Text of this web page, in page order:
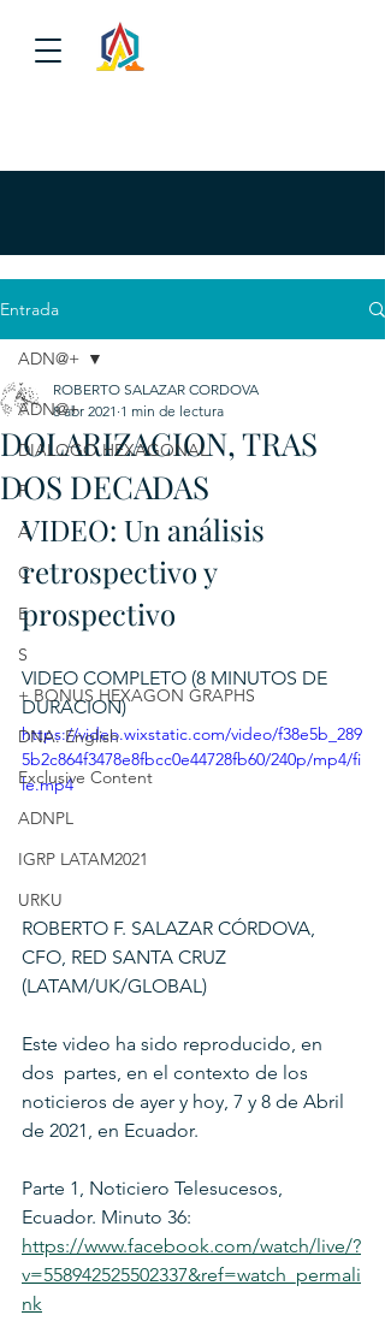
Entrada
ADN@+
DIALOGO HEXAGONAL
P
A
C
E
S
+ BONUS HEXAGON GRAPHS
DNA: English
Exclusive Content
ADNPL
IGRP LATAM2021
URKU
ADN@+
DOLARIZACION, TRAS
DOS DECADAS
ROBERTO SALAZAR CORDOVA
8 abr 2021 1 min de lectura
VIDEO: Un análisis
retrospectivo y
prospectivo
VIDEO COMPLETO (8 MINUTOS DE
DURACION)
https://video.wixstatic.com/video/f38e5b_289
5b2c864f3478e8fbcc0e44728fb60/240p/mp4/fi
le.mp4
ROBERTO F. SALAZAR CÓRDOVA,
CFO, RED SANTA CRUZ
(LATAM/UK/GLOBAL)
Este video ha sido reproducido, en
dos  partes, en el contexto de los
noticieros de ayer y hoy, 7 y 8 de Abril
de 2021, en Ecuador.
Parte 1, Noticiero Telesucesos,
Ecuador. Minuto 36:
https://www.facebook.com/watch/live/?
v=558942525502337&ref=watch_permali
nk